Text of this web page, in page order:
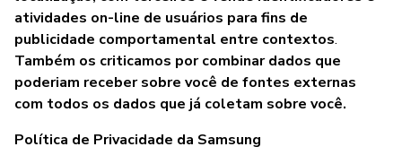
atividades on-line de usuários para fins de
publicidade comportamental entre contextos.
Também os criticamos por combinar dados que
poderiam receber sobre você de fontes externas
com todos os dados que já coletam sobre você.
Política de Privacidade da Samsung